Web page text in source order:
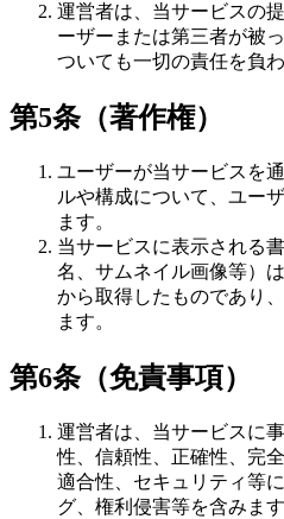
運営者は、当サービスの
ーザーまたは第三者が被
ついても一切の責任を負
第5条（著作権）
ユーザーが当サービスを
ルや構成について、ユー
ます。
当サービスに表示される
名、サムネイル画像等）
から取得したものであり
ます。
第6条（免責事項）
運営者は、当サービスに
性、信頼性、正確性、完
適合性、セキュリティ等
グ、権利侵害等を含みま